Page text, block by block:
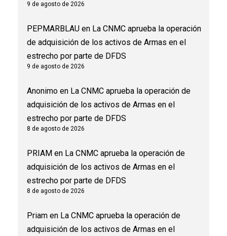
9 de agosto de 2026
PEPMARBLAU en La CNMC aprueba la operación
de adquisición de los activos de Armas en el
estrecho por parte de DFDS
9 de agosto de 2026
Anonimo en La CNMC aprueba la operación de
adquisición de los activos de Armas en el
estrecho por parte de DFDS
8 de agosto de 2026
PRIAM en La CNMC aprueba la operación de
adquisición de los activos de Armas en el
estrecho por parte de DFDS
8 de agosto de 2026
Priam en La CNMC aprueba la operación de
adquisición de los activos de Armas en el